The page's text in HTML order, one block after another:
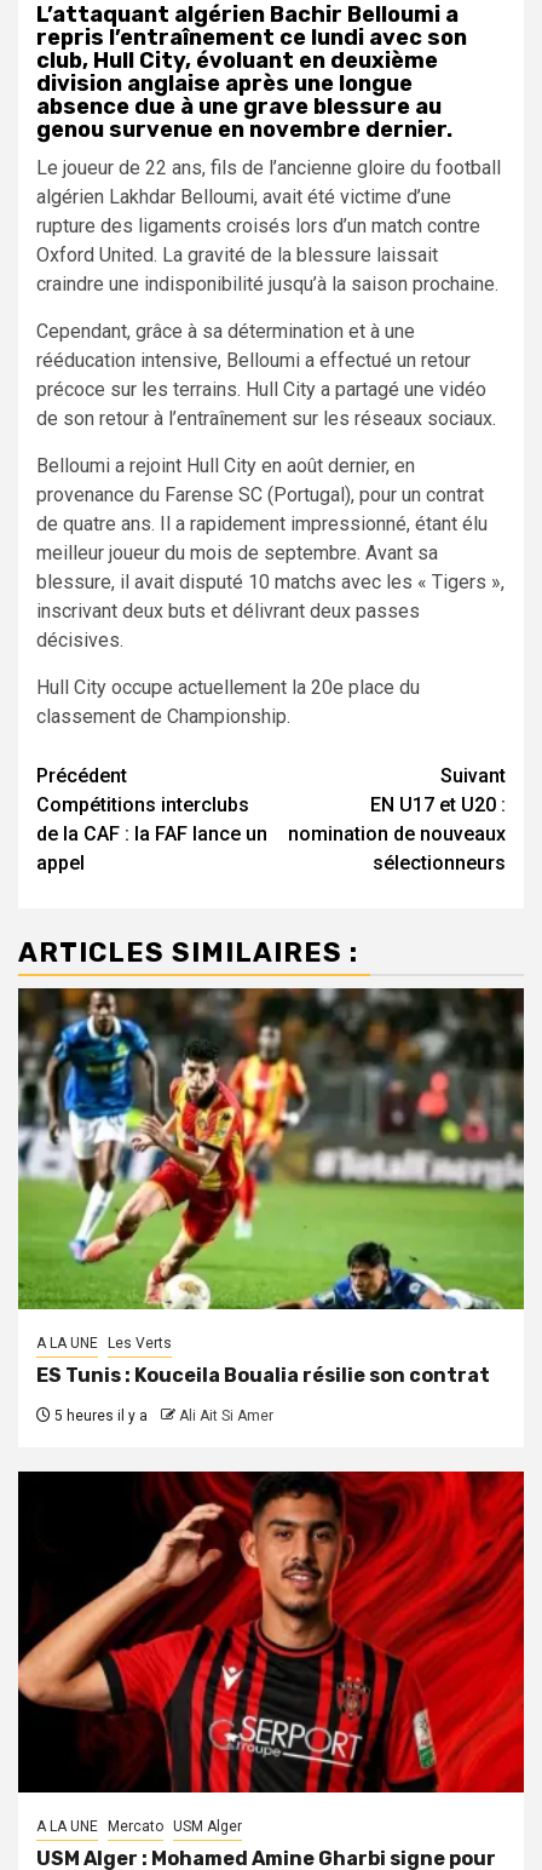
L’attaquant algérien Bachir Belloumi a
repris l’entraînement ce lundi avec son
club, Hull City, évoluant en deuxième
division anglaise après une longue
absence due à une grave blessure au
genou survenue en novembre dernier.
Le joueur de 22 ans, fils de l’ancienne gloire du football
algérien Lakhdar Belloumi, avait été victime d’une
rupture des ligaments croisés lors d’un match contre
Oxford United. La gravité de la blessure laissait
craindre une indisponibilité jusqu’à la saison prochaine.
Cependant, grâce à sa détermination et à une
rééducation intensive, Belloumi a effectué un retour
précoce sur les terrains. Hull City a partagé une vidéo
de son retour à l’entraînement sur les réseaux sociaux.
Belloumi a rejoint Hull City en août dernier, en
provenance du Farense SC (Portugal), pour un contrat
de quatre ans. Il a rapidement impressionné, étant élu
meilleur joueur du mois de septembre. Avant sa
blessure, il avait disputé 10 matchs avec les « Tigers »,
inscrivant deux buts et délivrant deux passes
décisives.
Hull City occupe actuellement la 20e place du
classement de Championship.
Navigation
d’article
Précédent
Compétitions interclubs
de la CAF : la FAF lance un
appel
Suivant
EN U17 et U20 :
nomination de nouveaux
sélectionneurs
ARTICLES SIMILAIRES :
A LA UNE Les Verts
ES Tunis : Kouceila Boualia résilie son contrat
5 heures il y a Ali Ait Si Amer
A LA UNE Mercato USM Alger
USM Alger : Mohamed Amine Gharbi signe pour